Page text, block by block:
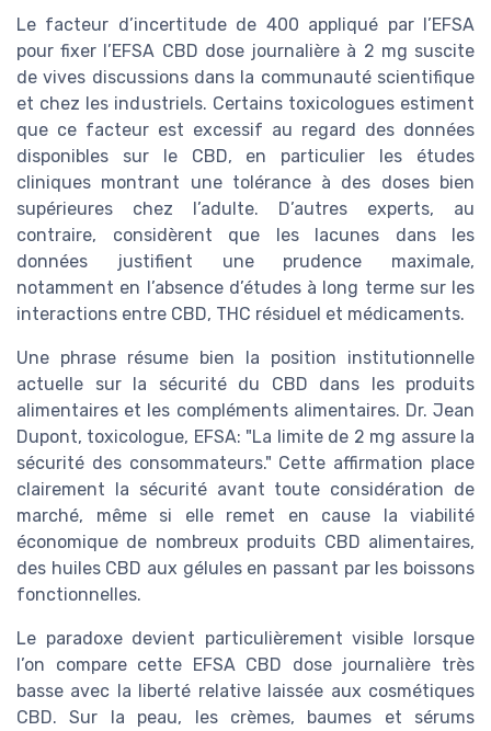
Le facteur d’incertitude de 400 appliqué par l’EFSA
pour fixer l’EFSA CBD dose journalière à 2 mg suscite
de vives discussions dans la communauté scientifique
et chez les industriels. Certains toxicologues estiment
que ce facteur est excessif au regard des données
disponibles sur le CBD, en particulier les études
cliniques montrant une tolérance à des doses bien
supérieures chez l’adulte. D’autres experts, au
contraire, considèrent que les lacunes dans les
données justifient une prudence maximale,
notamment en l’absence d’études à long terme sur les
interactions entre CBD, THC résiduel et médicaments.
Une phrase résume bien la position institutionnelle
actuelle sur la sécurité du CBD dans les produits
alimentaires et les compléments alimentaires. Dr. Jean
Dupont, toxicologue, EFSA: "La limite de 2 mg assure la
sécurité des consommateurs." Cette affirmation place
clairement la sécurité avant toute considération de
marché, même si elle remet en cause la viabilité
économique de nombreux produits CBD alimentaires,
des huiles CBD aux gélules en passant par les boissons
fonctionnelles.
Le paradoxe devient particulièrement visible lorsque
l’on compare cette EFSA CBD dose journalière très
basse avec la liberté relative laissée aux cosmétiques
CBD. Sur la peau, les crèmes, baumes et sérums